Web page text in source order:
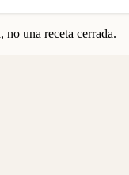
una receta cerrada.